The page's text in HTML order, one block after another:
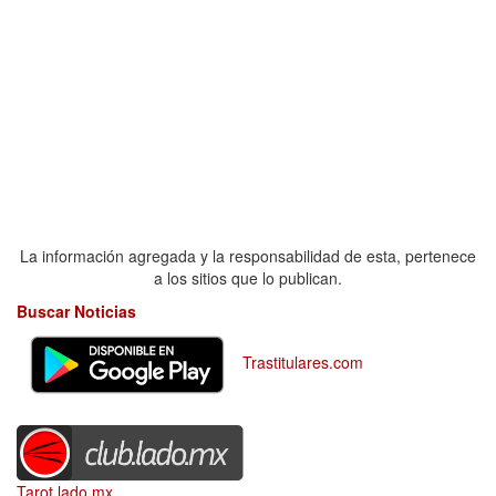
La información agregada y la responsabilidad de esta, pertenece
a los sitios que lo publican.
Buscar Noticias
Trastitulares.com
Tarot.lado.mx